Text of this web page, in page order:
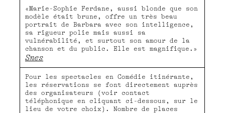
«Marie-Sophie Ferdane, aussi blonde que son
modèle était brune, offre un très beau
portrait de Barbara avec son intelligence,
sa rigueur polie mais aussi sa
vulnérabilité, et surtout son amour de la
chanson et du public. Elle est magnifique.»
Snes
Pour les spectacles en Comédie itinérante,
les réservations se font directement auprès
des organisateurs (voir contact
téléphonique en cliquant ci-dessous, sur le
lieu de votre choix). Nombre de places